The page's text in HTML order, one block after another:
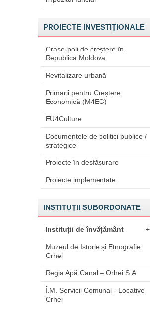
PROIECTE INVESTIȚIONALE
Orașe-poli de creștere în
Republica Moldova
Revitalizare urbană
Primarii pentru Creștere
Economică (M4EG)
EU4Culture
Documentele de politici publice /
strategice
Proiecte în desfășurare
Proiecte implementate
INSTITUȚII SUBORDONATE
Instituții de învățământ +
Muzeul de Istorie şi Etnografie
Orhei
Regia Apă Canal – Orhei S.A.
Î.M. Servicii Comunal - Locative
Orhei